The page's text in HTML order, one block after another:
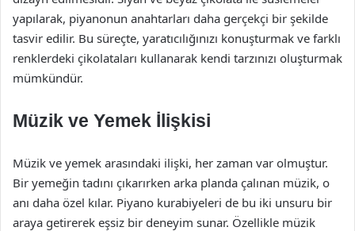
yapılarak, piyanonun anahtarları daha gerçekçi bir şekilde
tasvir edilir. Bu süreçte, yaratıcılığınızı konuşturmak ve farklı
renklerdeki çikolataları kullanarak kendi tarzınızı oluşturmak
mümkündür.
Müzik ve Yemek İlişkisi
Müzik ve yemek arasındaki ilişki, her zaman var olmuştur.
Bir yemeğin tadını çıkarırken arka planda çalınan müzik, o
anı daha özel kılar. Piyano kurabiyeleri de bu iki unsuru bir
araya getirerek eşsiz bir deneyim sunar. Özellikle müzik